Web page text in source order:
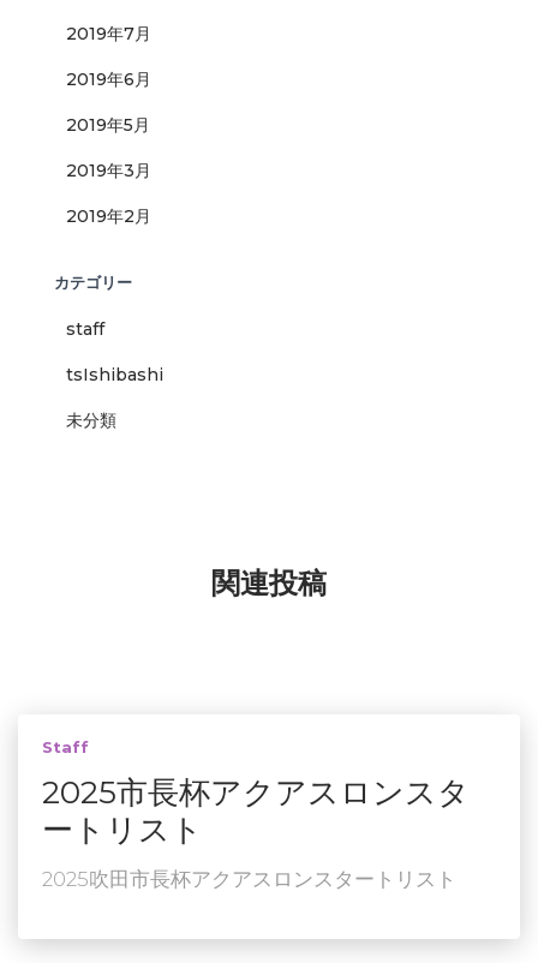
2019年7月
2019年6月
2019年5月
2019年3月
2019年2月
カテゴリー
staff
tsIshibashi
未分類
関連投稿
Staff
2025市長杯アクアスロンスタ
ートリスト
2025吹田市長杯アクアスロンスタートリスト